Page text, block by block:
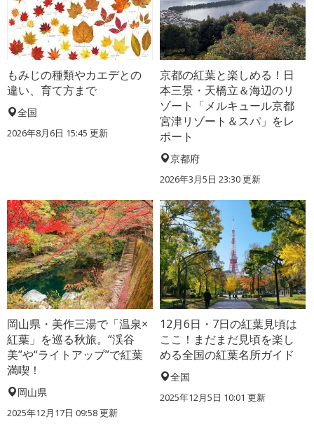
もみじの種類やカエデとの
違い、育て方まで
全国
2026年8月6日 15:45 更新
京都の紅葉と楽しめる！日
本三景・天橋立＆海辺のリ
ゾート「メルキュール京都
宮津リゾート＆スパ」をレ
ポート
京都府
2026年3月5日 23:30 更新
岡山県・美作三湯で「温泉×
紅葉」を巡る秋旅。“渓谷
美”や“ライトアップ”で紅葉
満喫！
岡山県
2025年12月17日 09:58 更新
12月6日・7日の紅葉見頃は
ここ！まだまだ見頃を楽し
める全国の紅葉名所ガイド
全国
2025年12月5日 10:01 更新